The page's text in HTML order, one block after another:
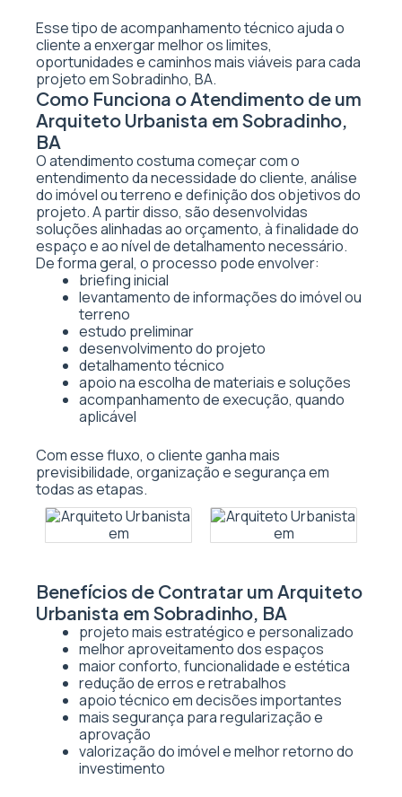
Esse tipo de acompanhamento técnico ajuda o
cliente a enxergar melhor os limites,
oportunidades e caminhos mais viáveis para cada
projeto em Sobradinho, BA.
Como Funciona o Atendimento de um
Arquiteto Urbanista em Sobradinho,
BA
O atendimento costuma começar com o
entendimento da necessidade do cliente, análise
do imóvel ou terreno e definição dos objetivos do
projeto. A partir disso, são desenvolvidas
soluções alinhadas ao orçamento, à finalidade do
espaço e ao nível de detalhamento necessário.
De forma geral, o processo pode envolver:
briefing inicial
levantamento de informações do imóvel ou
terreno
estudo preliminar
desenvolvimento do projeto
detalhamento técnico
apoio na escolha de materiais e soluções
acompanhamento de execução, quando
aplicável
Com esse fluxo, o cliente ganha mais
previsibilidade, organização e segurança em
todas as etapas.
Benefícios de Contratar um Arquiteto
Urbanista em Sobradinho, BA
projeto mais estratégico e personalizado
melhor aproveitamento dos espaços
maior conforto, funcionalidade e estética
redução de erros e retrabalhos
apoio técnico em decisões importantes
mais segurança para regularização e
aprovação
valorização do imóvel e melhor retorno do
investimento